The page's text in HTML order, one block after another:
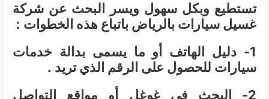
تستطيع وبكل سهول ويسر البحث عن شركة
غسيل سيارات بالرياض باتباع هذه الخطوات :
1- دليل الهاتف أو ما يسمى بدالة خدمات
سيارات للحصول على الرقم الذي تريد .
2- البحث في غوغل أو مواقع التواصل